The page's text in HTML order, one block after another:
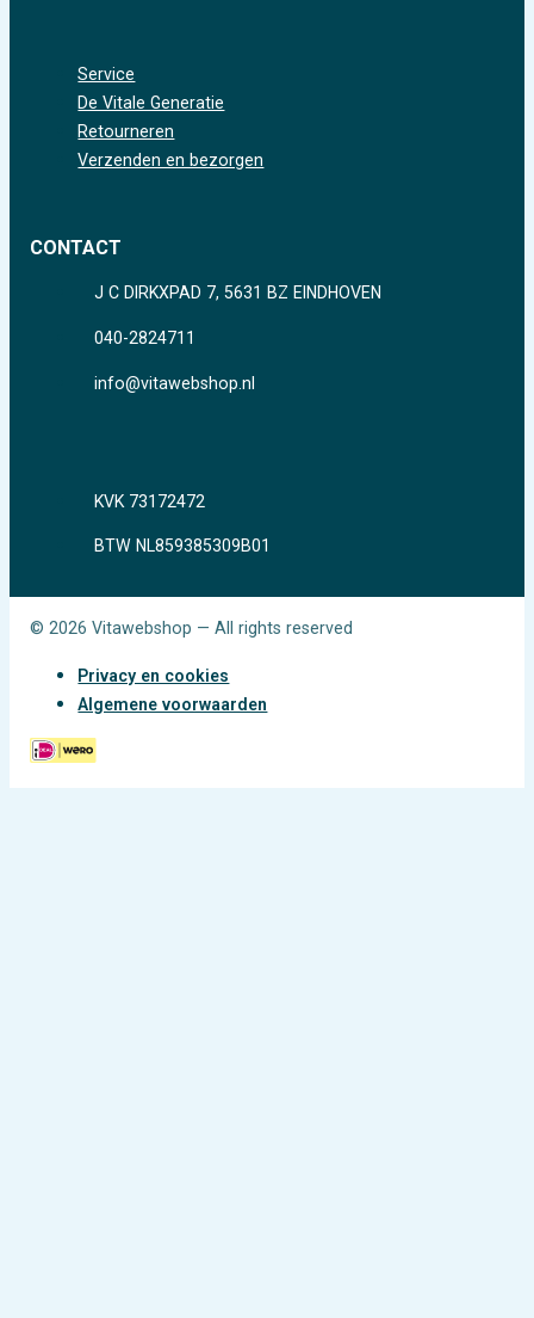
Service
De Vitale Generatie
Retourneren
Verzenden en bezorgen
CONTACT
J C DIRKXPAD 7, 5631 BZ EINDHOVEN
040-2824711
info@vitawebshop.nl
KVK 73172472
BTW NL859385309B01
© 2026 Vitawebshop — All rights reserved
Privacy en cookies
Algemene voorwaarden